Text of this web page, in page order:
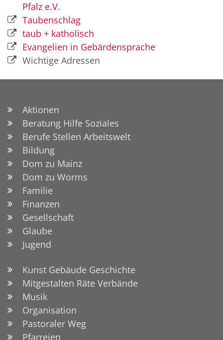
Pfalz e.V.
Taubenschlag
taub + katholisch
Evangelien in Gebärdensprache
Wichtige Adressen
Aktionen
Beratung Hilfe Soziales
Berufe Stellen Arbeitswelt
Bildung
Dom zu Mainz
Dom zu Worms
Familie
Finanzen
Gesellschaft
Glaube
Jugend
Kunst Gebäude Geschichte
Mitgestalten Räte Verbände
Musik
Organisation
Pastoraler Weg
Pfarreien